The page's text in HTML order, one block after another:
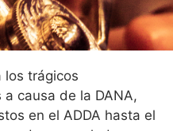
los trágicos
causa de la DANA,
en el ADDA hasta el